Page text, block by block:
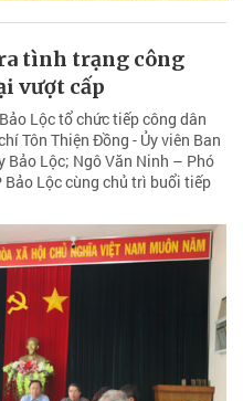
tình trạng công
vượt cấp
Lộc tổ chức tiếp công dân
Tôn Thiện Đồng - Ủy viên Ban
Bảo Lộc; Ngô Văn Ninh – Phó
Bảo Lộc cùng chủ trì buổi tiếp